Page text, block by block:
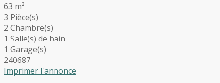
63 m²
3 Pièce(s)
2 Chambre(s)
1 Salle(s) de bain
1 Garage(s)
240687
Imprimer l'annonce